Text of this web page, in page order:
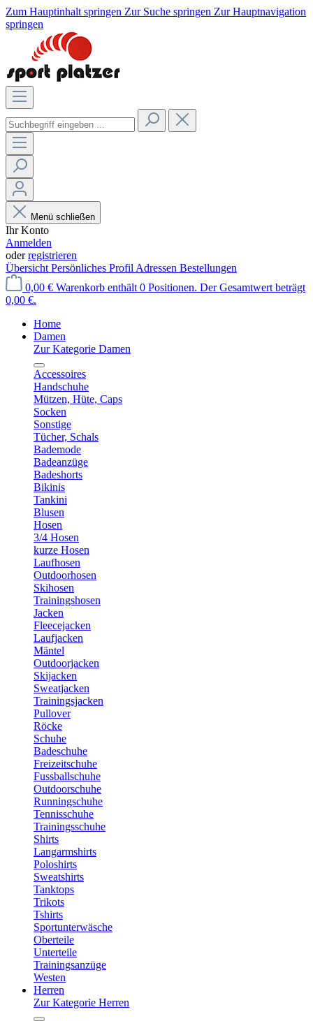
Zum Hauptinhalt springen Zur Suche springen Zur Hauptnavigation
springen
Menü schließen
Ihr Konto
Anmelden
oderregistrieren
Übersicht Persönliches Profil Adressen Bestellungen
0,00 € Warenkorb enthält 0 Positionen. Der Gesamtwert beträgt
0,00 €.
Home
Damen
Zur Kategorie Damen
Accessoires
Handschuhe
Mützen, Hüte, Caps
Socken
Sonstige
Tücher, Schals
Bademode
Badeanzüge
Badeshorts
Bikinis
Tankini
Blusen
Hosen
3/4 Hosen
kurze Hosen
Laufhosen
Outdoorhosen
Skihosen
Trainingshosen
Jacken
Fleecejacken
Laufjacken
Mäntel
Outdoorjacken
Skijacken
Sweatjacken
Trainingsjacken
Pullover
Röcke
Schuhe
Badeschuhe
Freizeitschuhe
Fussballschuhe
Outdoorschuhe
Runningschuhe
Tennisschuhe
Trainingsschuhe
Shirts
Langarmshirts
Poloshirts
Sweatshirts
Tanktops
Trikots
Tshirts
Sportunterwäsche
Oberteile
Unterteile
Trainingsanzüge
Westen
Herren
Zur Kategorie Herren